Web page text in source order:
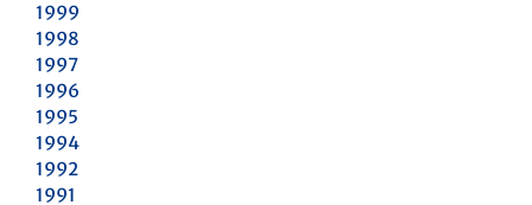
1999
1998
1997
1996
1995
1994
1992
1991